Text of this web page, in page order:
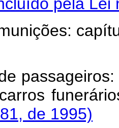
de 1995)